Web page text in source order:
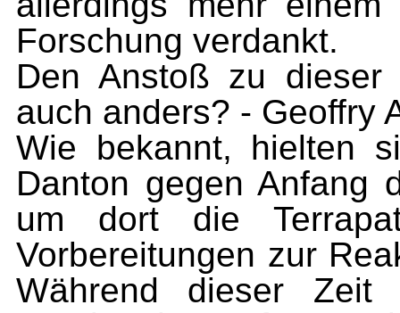
Forschung verdankt.
Den Anstoß zu dieser
auch anders? - Geoffry
Wie bekannt, hielten
Danton gegen Anfang
um dort die
Vorbereitungen zur
Während dieser Zeit